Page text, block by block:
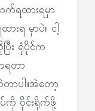
က်ရထားရမှာ
းရ မှာပဲ။ ငါ့
ြီး ရုံပိုင်က
ရတာ
ာပါ။အဲတော့
ပ်ကို ဝိုင်းရိုက်ဖို့